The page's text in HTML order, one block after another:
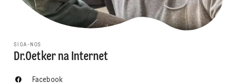
SIGA-NOS
Dr.Oetker na Internet
Facebook